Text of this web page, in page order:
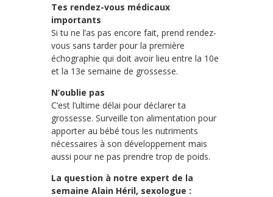
Tes rendez-vous médicaux
importants
Si tu ne l’as pas encore fait, prend rendez-
vous sans tarder pour la première
échographie qui doit avoir lieu entre la 10e
et la 13e semaine de grossesse.
N’oublie pas
C’est l’ultime délai pour déclarer ta
grossesse. Surveille ton alimentation pour
apporter au bébé tous les nutriments
nécessaires à son développement mais
aussi pour ne pas prendre trop de poids.
La question à notre expert de la
semaine Alain Héril, sexologue :